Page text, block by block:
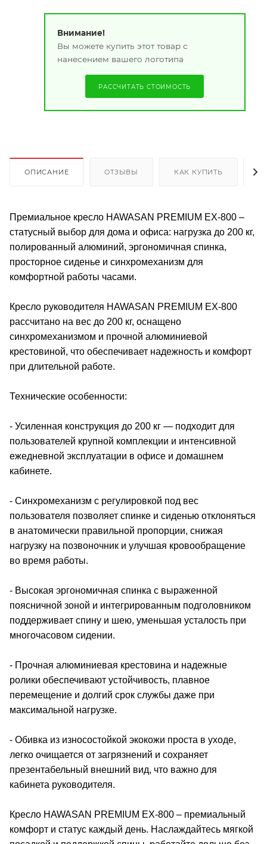
Внимание!
Вы можете купить этот товар с
нанесением вашего логотипа
РАССЧИТАТЬ СТОИМОСТЬ
ОПИСАНИЕ ОТЗЫВЫ КАК КУПИТЬ
Премиальное кресло HAWASAN PREMIUM EX-800 –
статусный выбор для дома и офиса: нагрузка до 200 кг,
полированный алюминий, эргономичная спинка,
просторное сиденье и синхромеханизм для
комфортной работы часами.
Кресло руководителя HAWASAN PREMIUM EX-800
рассчитано на вес до 200 кг, оснащено
синхромеханизмом и прочной алюминиевой
крестовиной, что обеспечивает надежность и комфорт
при длительной работе.
Технические особенности:
- Усиленная конструкция до 200 кг — подходит для
пользователей крупной комплекции и интенсивной
ежедневной эксплуатации в офисе и домашнем
кабинете.
- Синхромеханизм с регулировкой под вес
пользователя позволяет спинке и сиденью отклоняться
в анатомически правильной пропорции, снижая
нагрузку на позвоночник и улучшая кровообращение
во время работы.
- Высокая эргономичная спинка с выраженной
поясничной зоной и интегрированным подголовником
поддерживает спину и шею, уменьшая усталость при
многочасовом сидении.
- Прочная алюминиевая крестовина и надежные
ролики обеспечивают устойчивость, плавное
перемещение и долгий срок службы даже при
максимальной нагрузке.
- Обивка из износостойкой экокожи проста в уходе,
легко очищается от загрязнений и сохраняет
презентабельный внешний вид, что важно для
кабинета руководителя.
Кресло HAWASAN PREMIUM EX-800 – премиальный
комфорт и статус каждый день. Наслаждайтесь мягкой